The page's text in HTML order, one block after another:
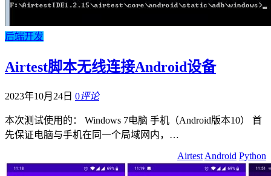
后端开发
Airtest脚本无线连接Android设备
2023年10月24日 0评论
本次测试使用的： Windows 7电脑 手机（Android版本10） 首
先保证电脑与手机在同一个局域网内，…
Airtest Android Python